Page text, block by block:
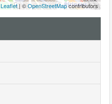
Leaflet| ©OpenStreetMapcontributors